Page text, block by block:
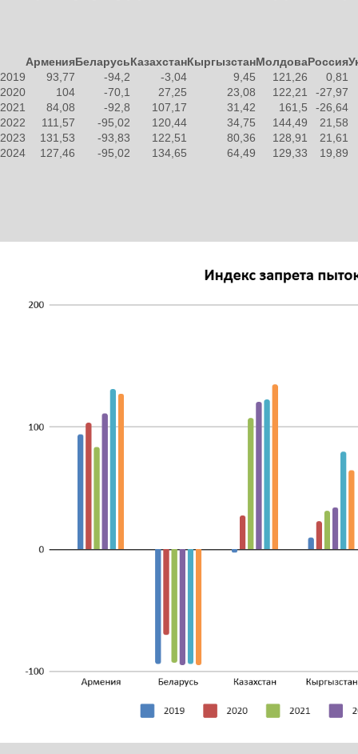
АрменияБеларусьКазахстанКыргызстанМолдоваРоссия
2019
93,77 -94,2 -3,04 9,45 121,26
0,81
2020
104 -70,1 27,25 23,08 122,21
-27,97
2021
84,08 -92,8 107,17 31,42 161,5
-26,64
2022
111,57 -95,02 120,44 34,75 144,49
21,58
2023
131,53 -93,83 122,51 80,36 128,91
21,61
2024
127,46 -95,02 134,65 64,49 129,33 19,89